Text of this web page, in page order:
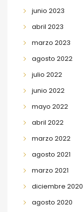
junio 2023
abril 2023
marzo 2023
agosto 2022
julio 2022
junio 2022
mayo 2022
abril 2022
marzo 2022
agosto 2021
marzo 2021
diciembre 2020
agosto 2020